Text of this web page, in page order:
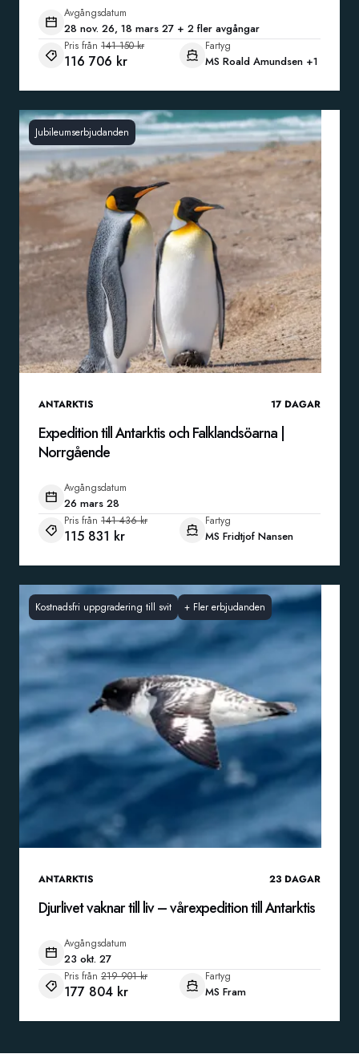
Avgångsdatum
28 nov. 26, 18 mars 27 + 2 fler avgångar
Pris från 141 150 kr
116 706 kr
Fartyg
MS Roald Amundsen +1
Jubileumserbjudanden
ANTARKTIS 17 DAGAR
Expedition till Antarktis och Falklandsöarna |
Norrgående
Avgångsdatum
26 mars 28
Pris från 141 436 kr
115 831 kr
Fartyg
MS Fridtjof Nansen
Kostnadsfri uppgradering till svit + Fler erbjudanden
ANTARKTIS 23 DAGAR
Djurlivet vaknar till liv – vårexpedition till Antarktis
Avgångsdatum
23 okt. 27
Pris från 219 901 kr
177 804 kr
Fartyg
MS Fram